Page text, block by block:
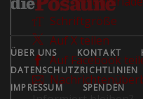
Schriftgröße
Auf X teilen
Auf Facebook
ÜBER UNS KONTAKT
DATENSCHUTZRICHTLINIEN
IMPRESSUM
SPENDEN